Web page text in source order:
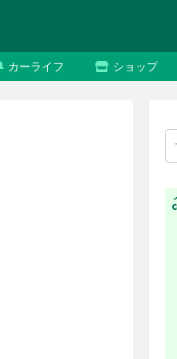
カーライフ ショップ